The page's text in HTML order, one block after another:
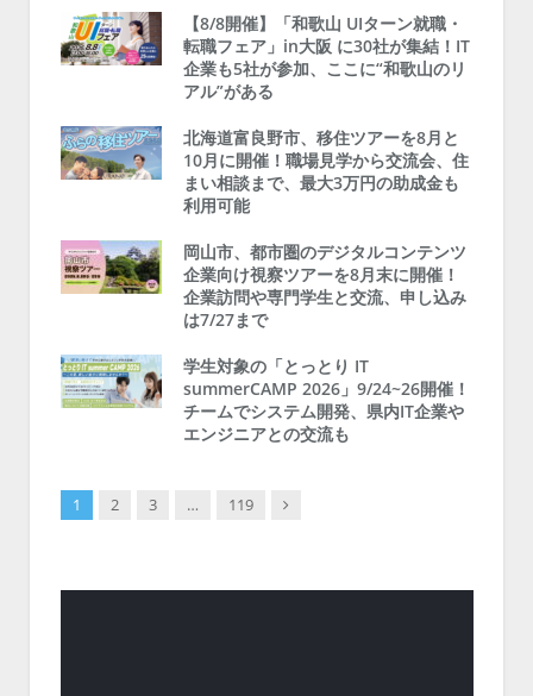
【8/8開催】「和歌山 UIターン就職・
転職フェア」in大阪 に30社が集結！IT
企業も5社が参加、ここに“和歌山のリ
アル”がある
北海道富良野市、移住ツアーを8月と
10月に開催！職場見学から交流会、住
まい相談まで、最大3万円の助成金も
利用可能
岡山市、都市圏のデジタルコンテンツ
企業向け視察ツアーを8月末に開催！
企業訪問や専門学生と交流、申し込み
は7/27まで
学生対象の「とっとり IT
summerCAMP 2026」9/24~26開催！
チームでシステム開発、県内IT企業や
エンジニアとの交流も
1 2 3 … 119 Next